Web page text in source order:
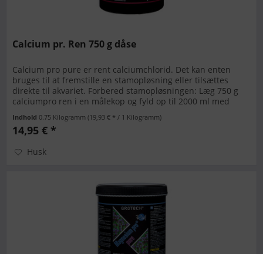
Calcium pr. Ren 750 g dåse
Calcium pro pure er rent calciumchlorid. Det kan enten
bruges til at fremstille en stamopløsning eller tilsættes
direkte til akvariet. Forbered stamopløsningen: Læg 750 g
calciumpro ren i en målekop og fyld op til 2000 ml med
Indhold 0.75 Kilogramm(19,93 € * / 1 Kilogramm)
14,95 € *
Husk